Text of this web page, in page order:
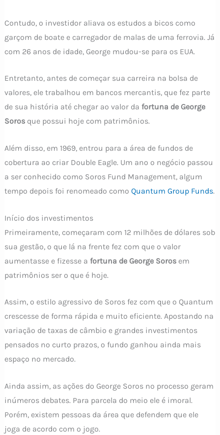
Contudo, o investidor aliava os estudos a bicos como
garçom de boate e carregador de malas de uma ferrovia. Já
com 26 anos de idade, George mudou-se para os EUA.
Entretanto, antes de começar sua carreira na bolsa de
valores, ele trabalhou em bancos mercantis, que fez parte
de sua história até chegar ao valor da fortuna de George
Sorosque possui hoje com patrimônios.
Além disso, em 1969, entrou para a área de fundos de
cobertura ao criar Double Eagle. Um ano o negócio passou
a ser conhecido como Soros Fund Management, algum
tempo depois foi renomeado como Quantum Group Funds.
Início dos investimentos
Primeiramente, começaram com 12 milhões de dólares sob
sua gestão, o que lá na frente fez com que o valor
aumentasse e fizesse a fortuna de George Sorosem
patrimônios ser o que é hoje.
Assim, o estilo agressivo de Soros fez com que o Quantum
crescesse de forma rápida e muito eficiente. Apostando na
variação de taxas de câmbio e grandes investimentos
pensados no curto prazos, o fundo ganhou ainda mais
espaço no mercado.
Ainda assim, as ações do George Soros no processo geram
inúmeros debates. Para parcela do meio ele é imoral.
Porém, existem pessoas da área que defendem que ele
joga de acordo com o jogo.